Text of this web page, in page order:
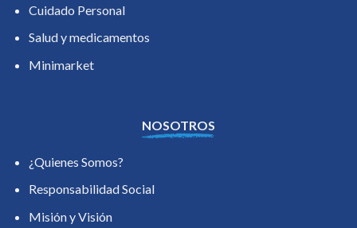
Cuidado Personal
Salud y medicamentos
Minimarket
NOSOTROS
¿Quienes Somos?
Responsabilidad Social
Misión y Visión